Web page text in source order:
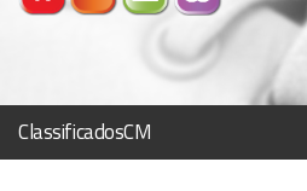
ClassificadosCM